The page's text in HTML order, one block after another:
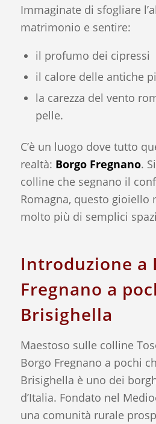
Immaginate di sfogliare
matrimonio e sentire:
il profumo dei cipressi
il calore delle antiche
la carezza del vento
pelle.
C’è un luogo dove tutto
realtà: Borgo Fregnano.
colline che segnano il
Romagna, questo gioiello
molto più di semplici
Introduzione a
Fregnano a
Brisighella
Maestoso sulle colline
Borgo Fregnano a pochi
Brisighella è uno dei
d’Italia. Fondato nel
una comunità rurale